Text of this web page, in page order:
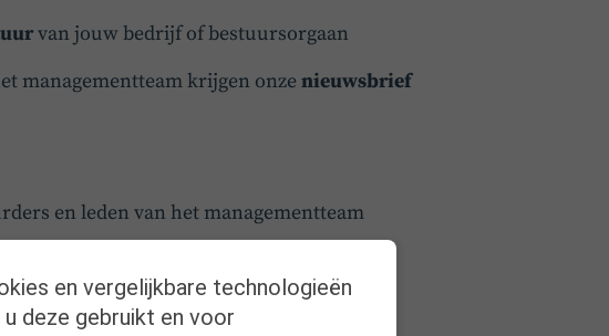
van jouw bedrijf of bestuursorgaan
managementteam krijgen onze nieuwsbrief
en leden van het managementteam
moeten krijgen
en vergelijkbare technologieën
deze gebruikt en voor